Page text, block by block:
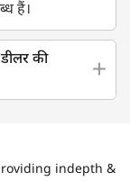
हैं।
की
indepth &